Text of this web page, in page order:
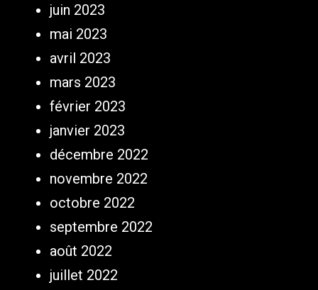
juin 2023
mai 2023
avril 2023
mars 2023
février 2023
janvier 2023
décembre 2022
novembre 2022
octobre 2022
septembre 2022
août 2022
juillet 2022